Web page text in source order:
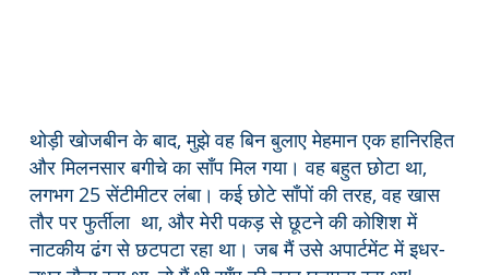
थोड़ी खोजबीन के बाद, मुझे वह बिन बुलाए मेहमान एक हानिरहित
और मिलनसार बगीचे का साँप मिल गया। वह बहुत छोटा था,
लगभग 25 सेंटीमीटर लंबा। कई छोटे साँपों की तरह, वह खास
तौर पर फुर्तीला था, और मेरी पकड़ से छूटने की कोशिश में
नाटकीय ढंग से छटपटा रहा था। जब मैं उसे अपार्टमेंट में इधर-